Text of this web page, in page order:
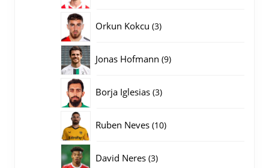
Orkun Kokcu 33
Jonas Hofmann 99
Borja Iglesias 33
Ruben Neves 1010
David Neres 33